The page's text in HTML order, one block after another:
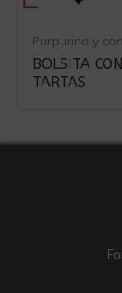
Purpurina y
BOLSITA
TARTAS